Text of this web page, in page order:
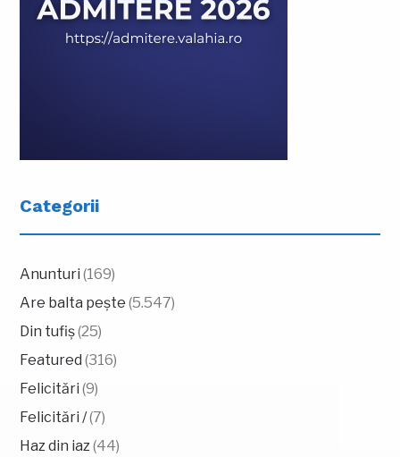
Categorii
Anunturi (169)
Are balta pește (5.547)
Din tufiș(25)
Featured (316)
Felicitări (9)
Felicitări /(7)
Haz din iaz(44)